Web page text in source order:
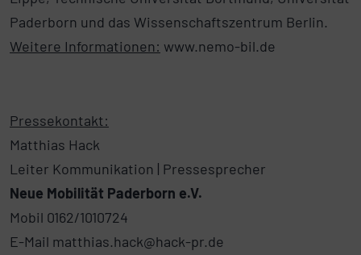
Paderborn und das Wissenschaftszentrum Berlin.
Weitere Informationen: www.nemo-bil.de
Pressekontakt:
Matthias Hack
Leiter Kommunikation | Pressesprecher
Neue Mobilität Paderborn e.V.
Mobil 0162/1010724
E-Mail matthias.hack@hack-pr.de